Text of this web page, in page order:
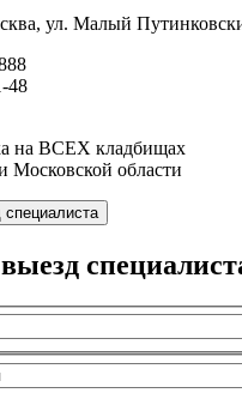
ул. Малый
48
на ВСЕХ кладбищах
Московской области
специалиста